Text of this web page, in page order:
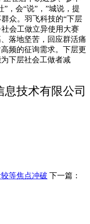
，会“说”，”城说，提
众。羽飞科技的“下层
会工做立异使用大赛
落地坚苦，回应群活痛
频的征询需求。下层更
下层社会工做者减
技术有限公司
等焦点冲破 下一篇：